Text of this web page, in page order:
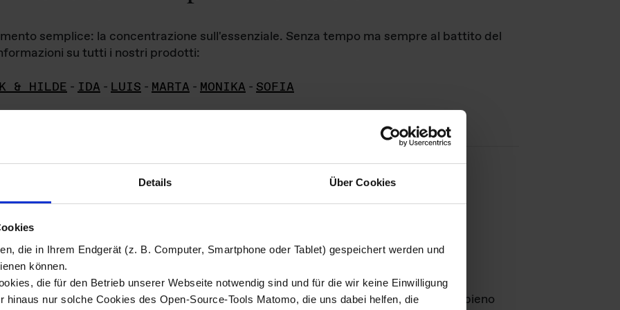
Details Über Cookies
die in Ihrem Endgerät (z. B. Computer, Smartphone oder Tablet) gespeichert werden und
können.
die für den Betrieb unserer Webseite notwendig sind und für die wir keine Einwilligung
hinaus nur solche Cookies des Open-Source-Tools Matomo, die uns dabei helfen, die
semplice: la concentrazione sull'essenziale. Senza tempo ma sempre al battito del
su tutti i nostri prodotti:
& HILDE - IDA - LUIS - MARTA - MONIKA - SOFIA
di immagini
materiale fotografico sono detenuti daDas ganze LebenGmbH e rimangono in pieno